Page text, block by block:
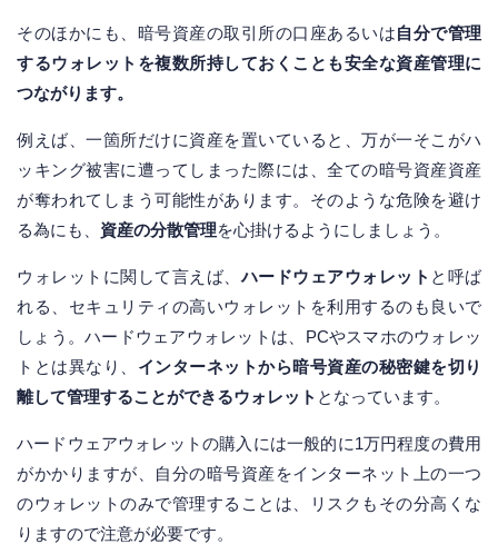
そのほかにも、暗号資産の取引所の口座あるいは自分で管理
するウォレットを複数所持しておくことも安全な資産管理に
つながります。
例えば、一箇所だけに資産を置いていると、万が一そこがハ
ッキング被害に遭ってしまった際には、全ての暗号資産資産
が奪われてしまう可能性があります。そのような危険を避け
る為にも、 資産の分散管理を心掛けるようにしましょう。
ウォレットに関して言えば、ハードウェアウォレット と呼ば
れる、セキュリティの高いウォレットを利用するのも良いで
しょう。ハードウェアウォレットは、PCやスマホのウォレッ
トとは異なり、 インターネットから暗号資産の秘密鍵を切り
離して管理することができるウォレット となっています。
ハードウェアウォレットの購入には一般的に1万円程度の費用
がかかりますが、自分の暗号資産をインターネット上の一つ
のウォレットのみで管理することは、リスクもその分高くな
りますので注意が必要です。